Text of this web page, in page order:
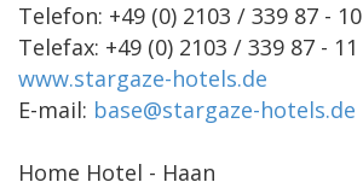
Telefon: +49 (0) 2103 / 339 87 - 10
Telefax: +49 (0) 2103 / 339 87 - 11
www.stargaze-hotels.de
E-mail: base@stargaze-hotels.de
Home Hotel - Haan